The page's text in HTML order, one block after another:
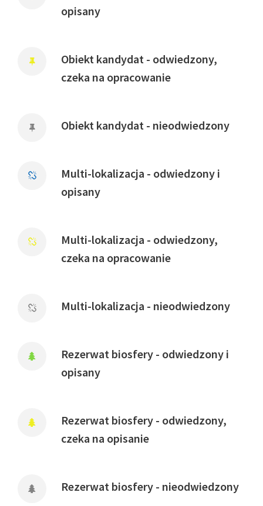
opisany
Obiekt kandydat - odwiedzony,
czeka na opracowanie
Obiekt kandydat - nieodwiedzony
Multi-lokalizacja - odwiedzony i
opisany
Multi-lokalizacja - odwiedzony,
czeka na opracowanie
Multi-lokalizacja - nieodwiedzony
Rezerwat biosfery - odwiedzony i
opisany
Rezerwat biosfery - odwiedzony,
czeka na opisanie
Rezerwat biosfery - nieodwiedzony